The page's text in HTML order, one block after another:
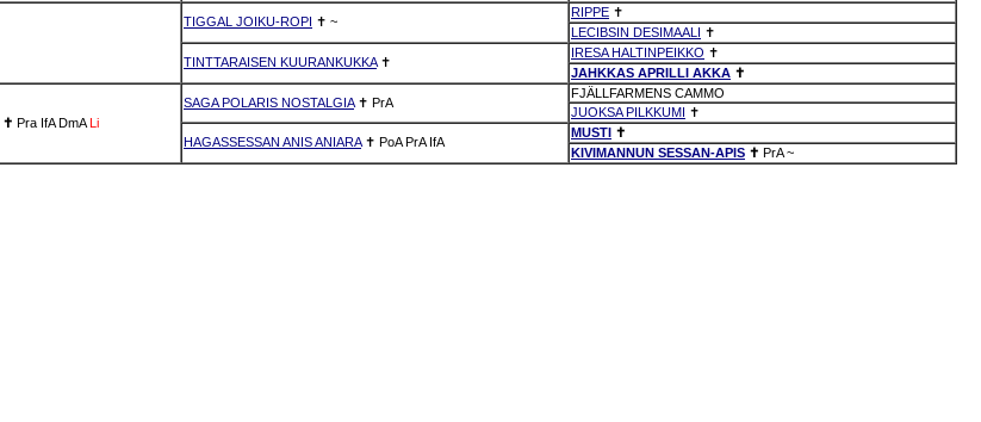
TIGGAL JOIKU-ROPI ✝ ~
RIPPE ✝
LECIBSIN DESIMAALI ✝
TINTTARAISEN KUURANKUKKA✝
IRESA HALTINPEIKKO ✝
JAHKKAS APRILLI AKKA ✝
✝ Pra IfA DmA Li
SAGA POLARIS NOSTALGIA✝ PrA
FJÄLLFARMENS CAMMO
JUOKSA PILKKUMI ✝
HAGASSESSAN ANIS ANIARA✝ PoA PrA IfA
MUSTI ✝
KIVIMANNUN SESSAN-APIS ✝ PrA ~